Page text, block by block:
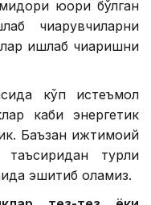
юқори бўлган
чиқарувчиларни
ишлаб чиқаришни
кўп истеъмол
каби энергетик
Баъзан ижтимоий
таъсиридан турли
эшитиб қоламиз.